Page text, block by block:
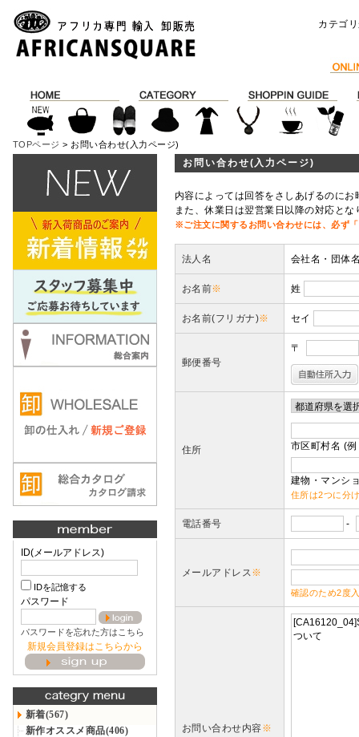
カテゴ
TOPページ > お問い合わせ(入力ページ)
ID(メールアドレス)
IDを記憶する
パスワード
パスワードを忘れた方はこちら
新規会員登録はこちらから
新着(567)
新作オススメ商品(406)
お問い合わせ(入力ページ)
内容によっては回答をさしあげるのに
また、休業日は翌営業日以降の対応と
※ご注文に関するお問い合わせには、必ず
法人名 会社名・団体
お名前※ 姓
お名前(フリガナ)※ セイ
郵便番号
〒
住所 市区町村名 (
建物・マンシ
住所は2つに分
電話番号 -
メールアドレス※
確認のため2度
お問い合わせ内容※